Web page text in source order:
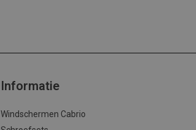
Informatie
Windschermen Cabrio